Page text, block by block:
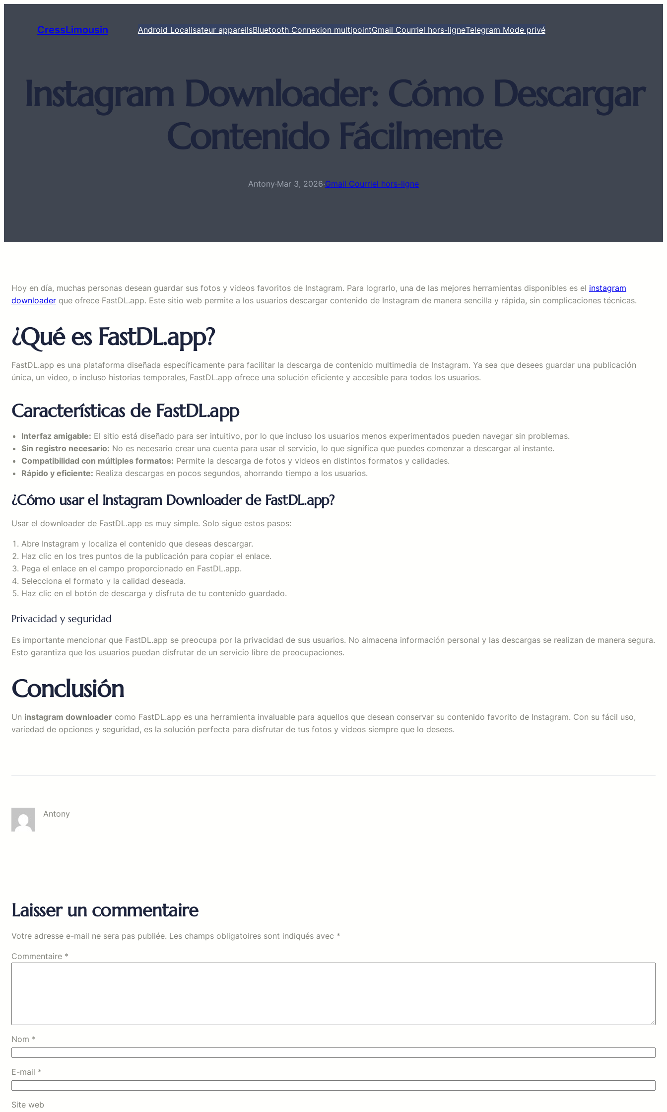
CressLimousin Android Localisateur appareilsBluetooth Connexion multipointGmail Courriel hors-ligneTelegram Mode privé
Instagram Downloader: Cómo Descargar
Contenido Fácilmente
Antony·Mar 3, 2026·Gmail Courriel hors-ligne
Hoy en día, muchas personas desean guardar sus fotos y videos favoritos de Instagram. Para lograrlo, una de las mejores herramientas disponibles es el instagram
downloader que ofrece FastDL.app. Este sitio web permite a los usuarios descargar contenido de Instagram de manera sencilla y rápida, sin complicaciones técnicas.
¿Qué es FastDL.app?
FastDL.app es una plataforma diseñada específicamente para facilitar la descarga de contenido multimedia de Instagram. Ya sea que desees guardar una publicación
única, un video, o incluso historias temporales, FastDL.app ofrece una solución eficiente y accesible para todos los usuarios.
Características de FastDL.app
Interfaz amigable: El sitio está diseñado para ser intuitivo, por lo que incluso los usuarios menos experimentados pueden navegar sin problemas.
Sin registro necesario: No es necesario crear una cuenta para usar el servicio, lo que significa que puedes comenzar a descargar al instante.
Compatibilidad con múltiples formatos: Permite la descarga de fotos y videos en distintos formatos y calidades.
Rápido y eficiente: Realiza descargas en pocos segundos, ahorrando tiempo a los usuarios.
¿Cómo usar el Instagram Downloader de FastDL.app?
Usar el downloader de FastDL.app es muy simple. Solo sigue estos pasos:
Abre Instagram y localiza el contenido que deseas descargar.
Haz clic en los tres puntos de la publicación para copiar el enlace.
Pega el enlace en el campo proporcionado en FastDL.app.
Selecciona el formato y la calidad deseada.
Haz clic en el botón de descarga y disfruta de tu contenido guardado.
Privacidad y seguridad
Es importante mencionar que FastDL.app se preocupa por la privacidad de sus usuarios. No almacena información personal y las descargas se realizan de manera segura.
Esto garantiza que los usuarios puedan disfrutar de un servicio libre de preocupaciones.
Conclusión
Un instagram downloader como FastDL.app es una herramienta invaluable para aquellos que desean conservar su contenido favorito de Instagram. Con su fácil uso,
variedad de opciones y seguridad, es la solución perfecta para disfrutar de tus fotos y videos siempre que lo desees.
Antony
Laisser un commentaire
Votre adresse e-mail ne sera pas publiée. Les champs obligatoires sont indiqués avec *
Commentaire *
Nom *
E-mail *
Site web